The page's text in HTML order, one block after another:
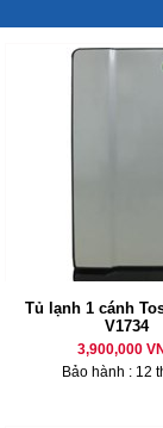
Tủ lạnh 1 cánh
V1734
3,900,000
Bảo hành : 12